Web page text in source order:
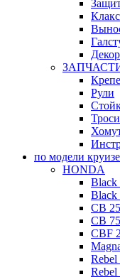
Рули
по модели
HONDA
Black
Black
CB
CB
CBF